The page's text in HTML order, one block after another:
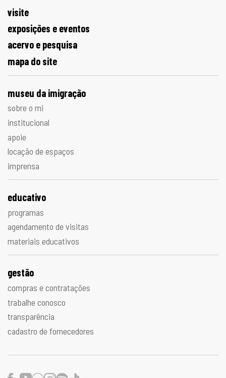
visite
exposições e eventos
acervo e pesquisa
mapa do site
museu da imigração
sobre o mi
institucional
apoie
locação de espaços
imprensa
educativo
programas
agendamento de visitas
materiais educativos
gestão
compras e contratações
trabalhe conosco
transparência
cadastro de fornecedores